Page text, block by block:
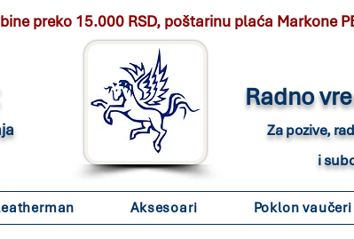
preko 15.000 RSD, poštarinu plaća Markone
Radno
Za pozive,
i
Aksesoari Poklon vaučeri